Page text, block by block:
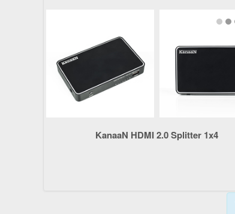
KanaaN HDMI 2.0 Splitter 1x4